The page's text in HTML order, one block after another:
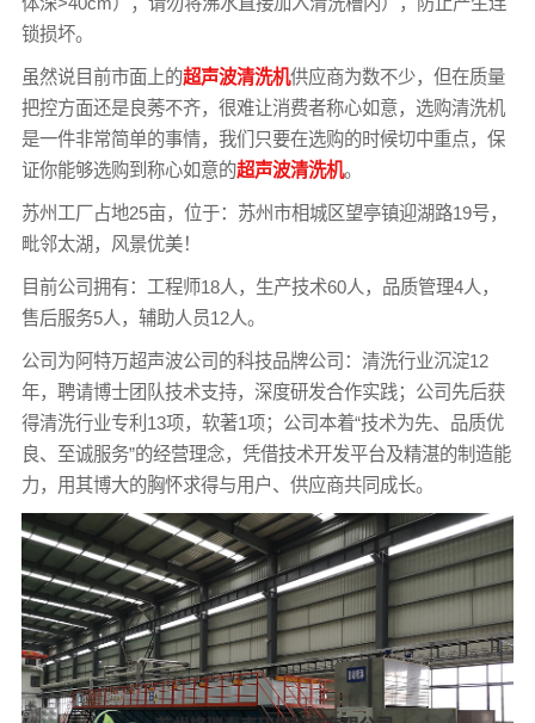
锁损坏。
虽然说目前市面上的超声波清洗机供应商为数不少，但在质量
把控方面还是良莠不齐，很难让消费者称心如意，选购清洗机
是一件非常简单的事情，我们只要在选购的时候切中重点，保
证你能够选购到称心如意的超声波清洗机。
苏州工厂占地25亩，位于：苏州市相城区望亭镇迎湖路19号，
毗邻太湖，风景优美！
目前公司拥有：工程师18人，生产技术60人，品质管理4人，
售后服务5人，辅助人员12人。
公司为阿特万超声波公司的科技品牌公司：清洗行业沉淀12
年，聘请博士团队技术支持，深度研发合作实践；公司先后获
得清洗行业专利13项，软著1项；公司本着“技术为先、品质优
良、至诚服务”的经营理念，凭借技术开发平台及精湛的制造能
力，用其博大的胸怀求得与用户、供应商共同成长。